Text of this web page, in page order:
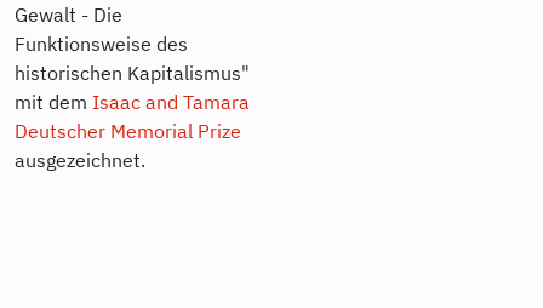
Gewalt - Die
Funktionsweise des
historischen Kapitalismus"
mit dem Isaac and Tamara
Deutscher Memorial Prize
ausgezeichnet.